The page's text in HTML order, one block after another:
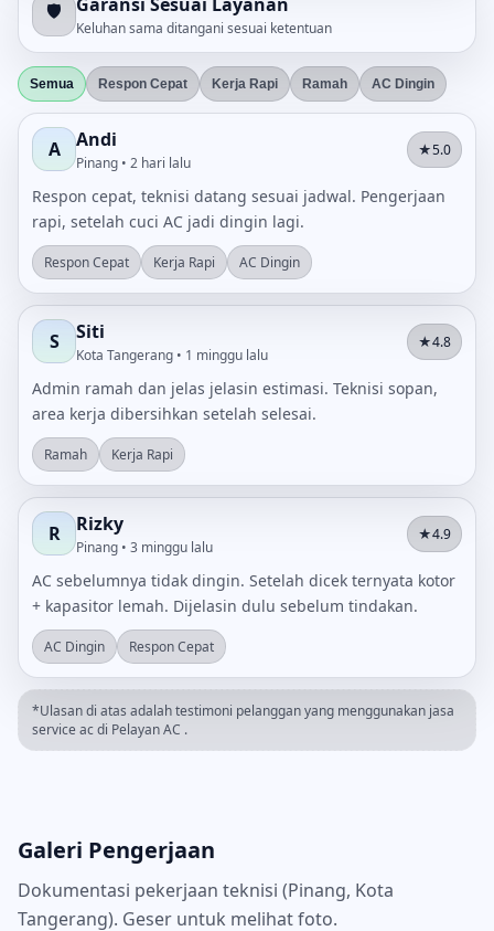
🛡️
Keluhan sama ditangani sesuai ketentuan
Semua Respon Cepat Kerja Rapi Ramah AC Dingin
A Andi
Pinang • 2 hari lalu
★5.0
Respon cepat, teknisi datang sesuai jadwal. Pengerjaan
rapi, setelah cuci AC jadi dingin lagi.
Respon Cepat Kerja Rapi AC Dingin
S Siti
Kota Tangerang • 1 minggu lalu
★4.8
Admin ramah dan jelas jelasin estimasi. Teknisi sopan,
area kerja dibersihkan setelah selesai.
Ramah Kerja Rapi
R Rizky
Pinang • 3 minggu lalu
★4.9
AC sebelumnya tidak dingin. Setelah dicek ternyata kotor
+ kapasitor lemah. Dijelasin dulu sebelum tindakan.
AC Dingin Respon Cepat
*Ulasan di atas adalah testimoni pelanggan yang menggunakan jasa
service ac di Pelayan AC .
Galeri Pengerjaan
Dokumentasi pekerjaan teknisi (Pinang, Kota
Tangerang). Geser untuk melihat foto.